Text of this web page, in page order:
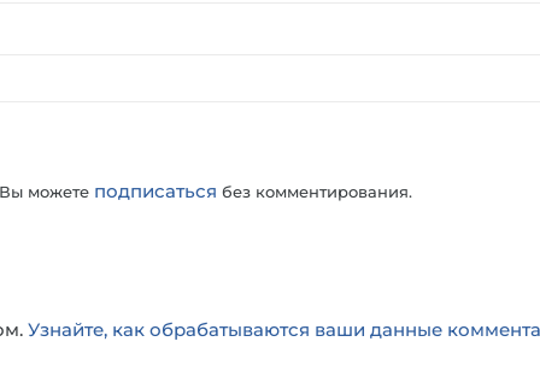
можете подписаться без комментирования.
Узнайте, как обрабатываются ваши данные